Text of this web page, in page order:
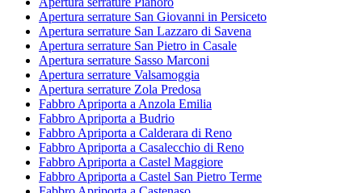
Apertura serrature San Giovanni in Persiceto
Apertura serrature San Lazzaro di Savena
Apertura serrature San Pietro in Casale
Apertura serrature Sasso Marconi
Apertura serrature Valsamoggia
Apertura serrature Zola Predosa
Fabbro Apriporta a Anzola Emilia
Fabbro Apriporta a Budrio
Fabbro Apriporta a Calderara di Reno
Fabbro Apriporta a Casalecchio di Reno
Fabbro Apriporta a Castel Maggiore
Fabbro Apriporta a Castel San Pietro Terme